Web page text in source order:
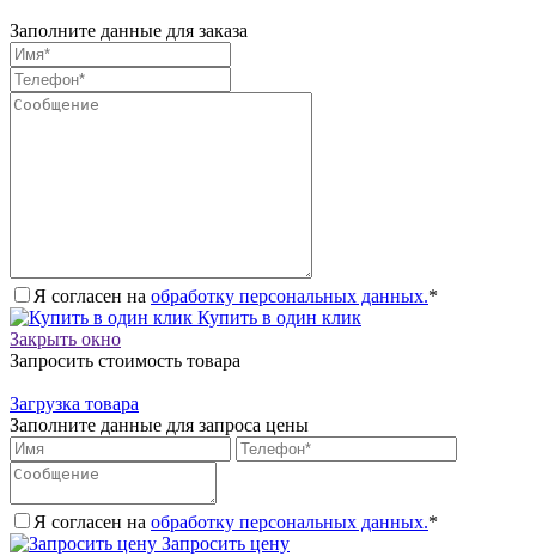
Заполните данные для заказа
Я согласен на обработку персональных данных.*
Купить в один клик
Закрыть окно
Запросить стоимость товара
Загрузка товара
Заполните данные для запроса цены
Я согласен на обработку персональных данных.*
Запросить цену